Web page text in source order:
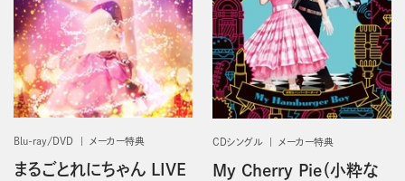
Blu-ray/DVD メーカー特典
まるごとれにちゃん LIVE
CDシングル メーカー特典
My Cherry Pie（小粋な